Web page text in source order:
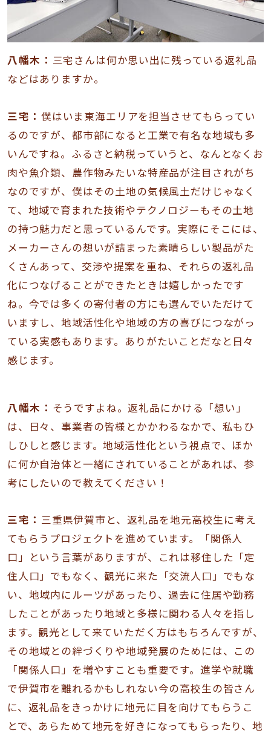
八幡木： 三宅さんは何か思い出に残っている返礼品
などはありますか。
三宅： 僕はいま東海エリアを担当させてもらってい
るのですが、都市部になると工業で有名な地域も多
いんですね。ふるさと納税っていうと、なんとなくお
肉や魚介類、農作物みたいな特産品が注目されがち
なのですが、僕はその土地の気候風土だけじゃなく
て、地域で育まれた技術やテクノロジーもその土地
の持つ魅力だと思っているんです。実際にそこには、
メーカーさんの想いが詰まった素晴らしい製品がた
くさんあって、交渉や提案を重ね、それらの返礼品
化につなげることができたときは嬉しかったです
ね。今では多くの寄付者の方にも選んでいただけて
いますし、地域活性化や地域の方の喜びにつながっ
ている実感もあります。ありがたいことだなと日々
感じます。
八幡木： そうですよね。返礼品にかける「想い」
は、日々、事業者の皆様とかかわるなかで、私もひ
しひしと感じます。地域活性化という視点で、ほか
に何か自治体と一緒にされていることがあれば、参
考にしたいので教えてください！
三宅： 三重県伊賀市と、返礼品を地元高校生に考え
てもらうプロジェクトを進めています。「関係人
口」という言葉がありますが、これは移住した「定
住人口」でもなく、観光に来た「交流人口」でもな
い、地域内にルーツがあったり、過去に住居や勤務
したことがあったり地域と多様に関わる人々を指し
ます。観光として来ていただく方はもちろんですが、
その地域との絆づくりや地域発展のためには、この
「関係人口」を増やすことも重要です。進学や就職
で伊賀市を離れるかもしれない今の高校生の皆さん
に、返礼品をきっかけに地元に目を向けてもらうこ
とで、あらためて地元を好きになってもらったり、地